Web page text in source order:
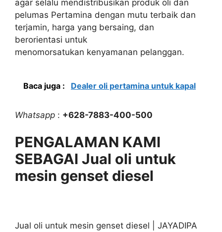
agar selalu mendistribusikan produk oli dan
pelumas Pertamina dengan mutu terbaik dan
terjamin, harga yang bersaing, dan
berorientasi untuk
menomorsatukan kenyamanan pelanggan.
Baca juga : Dealer oli pertamina untuk kapal
Whatsapp : +628-7883-400-500
PENGALAMAN KAMI
SEBAGAI Jual oli untuk
mesin genset diesel
Jual oli untuk mesin genset diesel | JAYADIPA